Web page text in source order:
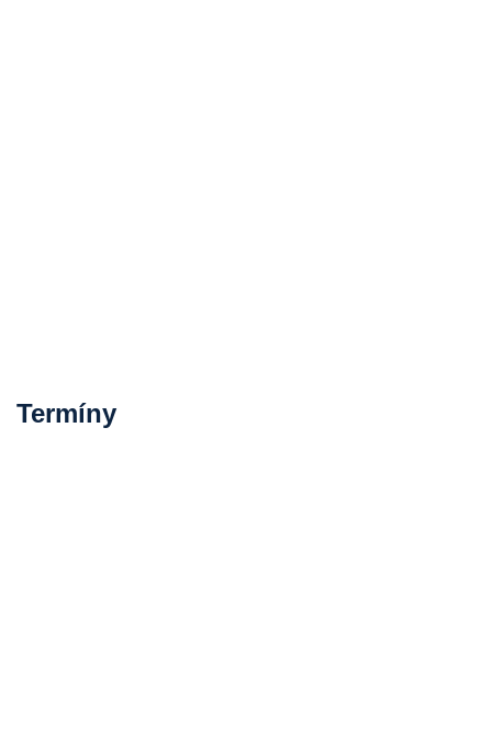
Termíny